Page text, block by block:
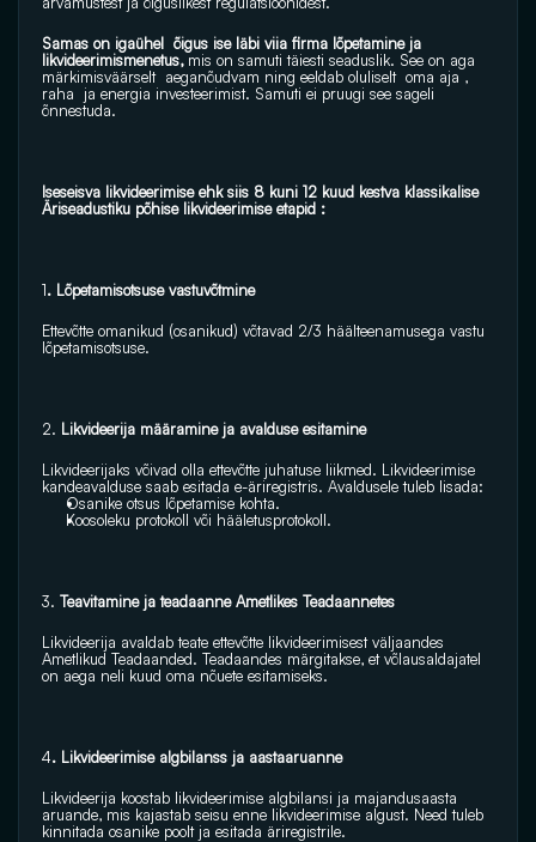
Samas on igaühel  õigus ise läbi viia firma lõpetamine ja
likvideerimismenetus, mis on samuti täiesti seaduslik. See on aga
märkimisväärselt  aeganõudvam ning eeldab oluliselt  oma aja ,
raha  ja energia investeerimist. Samuti ei pruugi see sageli
õnnestuda.
Iseseisva likvideerimise ehk siis 8 kuni 12 kuud kestva klassikalise
Äriseadustiku põhise likvideerimise etapid :
1. Lõpetamisotsuse vastuvõtmine
Ettevõtte omanikud (osanikud) võtavad 2/3 häälteenamusega vastu
lõpetamisotsuse.
2. Likvideerija määramine ja avalduse esitamine
Likvideerijaks võivad olla ettevõtte juhatuse liikmed. Likvideerimise
kandeavalduse saab esitada e-äriregistris. Avaldusele tuleb lisada:
Osanike otsus lõpetamise kohta.
Koosoleku protokoll või hääletusprotokoll.
3. Teavitamine ja teadaanne Ametlikes Teadaannetes
Likvideerija avaldab teate ettevõtte likvideerimisest väljaandes
Ametlikud Teadaanded. Teadaandes märgitakse, et võlausaldajatel
on aega neli kuud oma nõuete esitamiseks.
4. Likvideerimise algbilanss ja aastaaruanne
Likvideerija koostab likvideerimise algbilansi ja majandusaasta
aruande, mis kajastab seisu enne likvideerimise algust. Need tuleb
kinnitada osanike poolt ja esitada äriregistrile.